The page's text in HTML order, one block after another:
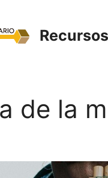
de la